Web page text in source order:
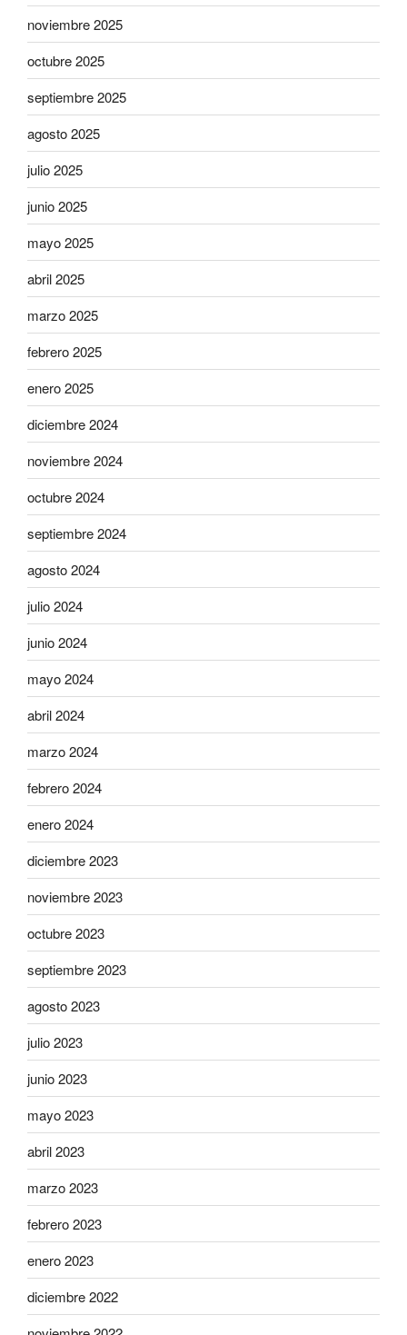
noviembre 2025
octubre 2025
septiembre 2025
agosto 2025
julio 2025
junio 2025
mayo 2025
abril 2025
marzo 2025
febrero 2025
enero 2025
diciembre 2024
noviembre 2024
octubre 2024
septiembre 2024
agosto 2024
julio 2024
junio 2024
mayo 2024
abril 2024
marzo 2024
febrero 2024
enero 2024
diciembre 2023
noviembre 2023
octubre 2023
septiembre 2023
agosto 2023
julio 2023
junio 2023
mayo 2023
abril 2023
marzo 2023
febrero 2023
enero 2023
diciembre 2022